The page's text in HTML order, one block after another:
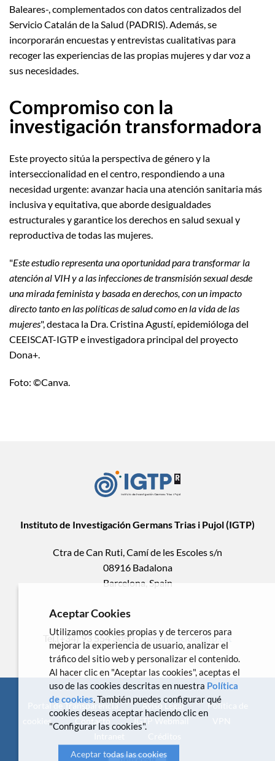
Baleares-, complementados con datos centralizados del
Servicio Catalán de la Salud (PADRIS). Además, se
incorporarán encuestas y entrevistas cualitativas para
recoger las experiencias de las propias mujeres y dar voz a
sus necesidades.
Compromiso con la
investigación transformadora
Este proyecto sitúa la perspectiva de género y la
interseccionalidad en el centro, respondiendo a una
necesidad urgente: avanzar hacia una atención sanitaria más
inclusiva y equitativa, que aborde desigualdades
estructurales y garantice los derechos en salud sexual y
reproductiva de todas las mujeres.
"Este estudio representa una oportunidad para transformar la
atención al VIH y a las infecciones de transmisión sexual desde
una mirada feminista y basada en derechos, con un impacto
directo tanto en las políticas de salud como en la vida de las
mujeres", destaca la Dra. Cristina Agustí, epidemióloga del
CEEISCAT-IGTP e investigadora principal del proyecto
Dona+.
Foto: ©Canva.
Instituto de Investigación Germans Trias i Pujol (IGTP)
Ctra de Can Ruti, Camí de les Escoles s/n
08916 Badalona
Barcelona, Spain
Tel.(+34) 93 554 3050 .comunicacio@igtp.cat
Portal de Transparencia Aviso Legal
Política de
cookies
Contacto IGTP Webmail
Aceptar Cookies
Utilizamos cookies propias y de terceros para
mejorar la experiencia de usuario, analizar el
tráfico del sitio web y personalizar el contenido.
Al hacer clic en "Aceptar las cookies", aceptas el
uso de las cookies descritas en nuestra Política
de cookies. También puedes configurar qué
cookies deseas aceptar haciendo clic en
"Configurar las cookies".
Aceptar todas las cookies